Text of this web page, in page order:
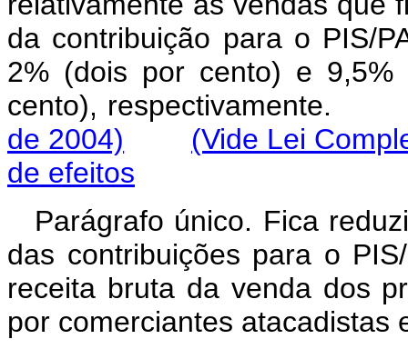
da contribuição para o PIS/
2% (dois por cento) e 9,5%
cento),
de 2004)
(Vide Lei
de efeitos
Parágrafo único. Fica
das contribuições para o
receita bruta da venda dos
por comerciantes atacadistas